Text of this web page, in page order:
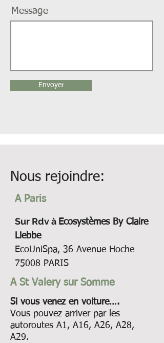
Message
Envoyer
Nous rejoindre:
A Paris
Sur Rdv à Ecosystèmes By Claire
Liebbe
EcoUniSpa, 36 Avenue Hoche
75008 PARIS
A St Valery sur Somme
Si vous venez en voiture….
Vous pouvez arriver par les
autoroutes A1, A16, A26, A28,
A29.